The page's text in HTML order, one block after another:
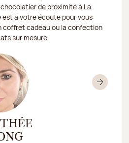
de proximité à La
est à votre écoute pour vous
coffret cadeau ou la confection
sur mesure.